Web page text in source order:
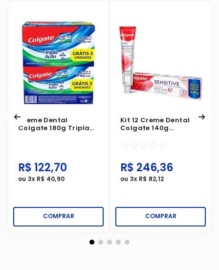
Creme Dental
Colgate 180g Tripla
R$ 122,70
ou 3x R$ 40,90
COMPRAR
Kit 12 Creme Dental
Colgate 140g
Imediato Gengivas
☆ ☆ ☆ ☆ ☆
R$ 246,36
ou 3x R$ 82,12
COMPRAR